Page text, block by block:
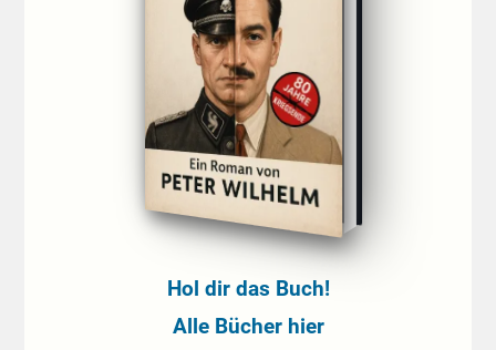
Hol dir das Buch!
Alle Bücher hier